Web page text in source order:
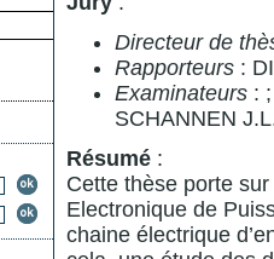
Directeur de
Rapporteurs :
Examinateurs :
SCHANNEN
Résumé :
Cette thèse porte
Electronique de
chaine électrique